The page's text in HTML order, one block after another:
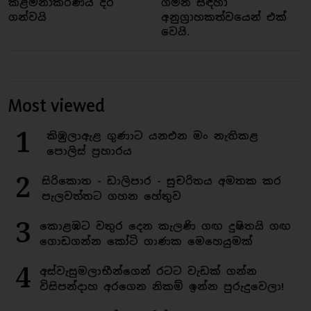
ගන්වයි
අනුග්‍රාහකත්වයෙන් එක්
වෙයි.
Most viewed
1
කිඹුලාඇළ ගුණාට යනඑන මං නැතිකළ
පොලිස් ප්‍රහාරය
2
සිරිකොත - ඩාලිපාර - සුචරිතය අමතක කර
පැලවත්තට ගහන හේතුව
3
කොළඹට වතුර දෙන කැලණි ගඟ දුෂිතයි ගඟ
ගොඩගන්න කෝටි ගාණක මෙහෙයුමක්
4
අස්වැසුමලාභීන්ගෙන් රටට වැඩක් ගන්න
විසිපන්දාහ අරගෙන නිකම් ඉන්න පුරුදුවෙලා!